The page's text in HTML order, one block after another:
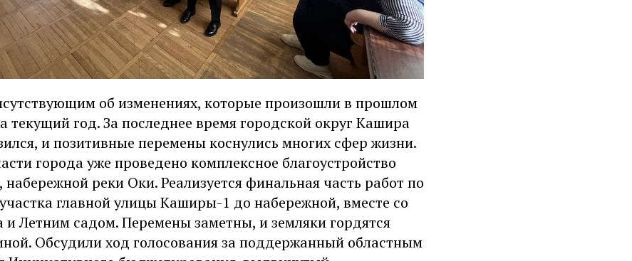
об изменениях, которые произошли в прошлом
текущий год. За последнее время городской округ Кашира
и позитивные перемены коснулись многих сфер жизни.
города уже проведено комплексное благоустройство
реки Оки. Реализуется финальная часть работ по
главной улицы Каширы-1 до набережной, вместе со
Летним садом. Перемены заметны, и земляки гордятся
Обсудили ход голосования за поддержанный областным